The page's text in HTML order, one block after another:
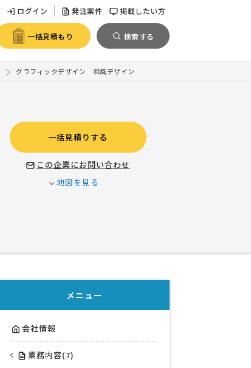
ログイン 発注案件 掲載したい方
一括見積もり 検索する
グラフィックデザイン 和風デザイン
一括見積りする
この企業にお問い合わせ
地図を見る
メニュー
会社情報
業務内容(7)